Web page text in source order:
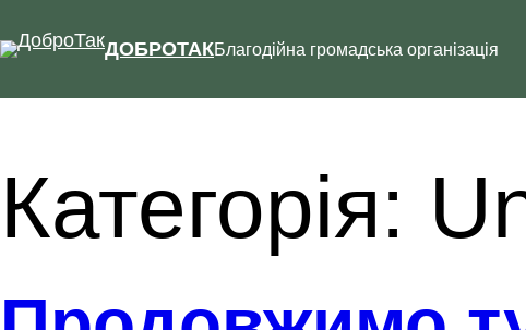
до
ДОБРОТАКБлагодійна громадська організація
Категорія: